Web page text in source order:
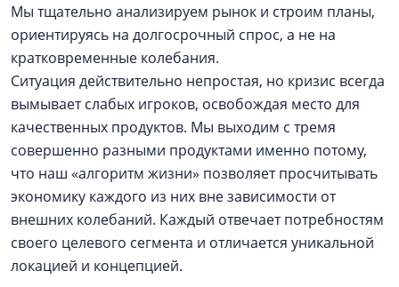
Мы тщательно анализируем рынок и строим планы,
ориентируясь на долгосрочный спрос, а не на
кратковременные колебания.
Ситуация действительно непростая, но кризис всегда
вымывает слабых игроков, освобождая место для
качественных продуктов. Мы выходим с тремя
совершенно разными продуктами именно потому,
что наш «алгоритм жизни» позволяет просчитывать
экономику каждого из них вне зависимости от
внешних колебаний. Каждый отвечает потребностям
своего целевого сегмента и отличается уникальной
локацией и концепцией.